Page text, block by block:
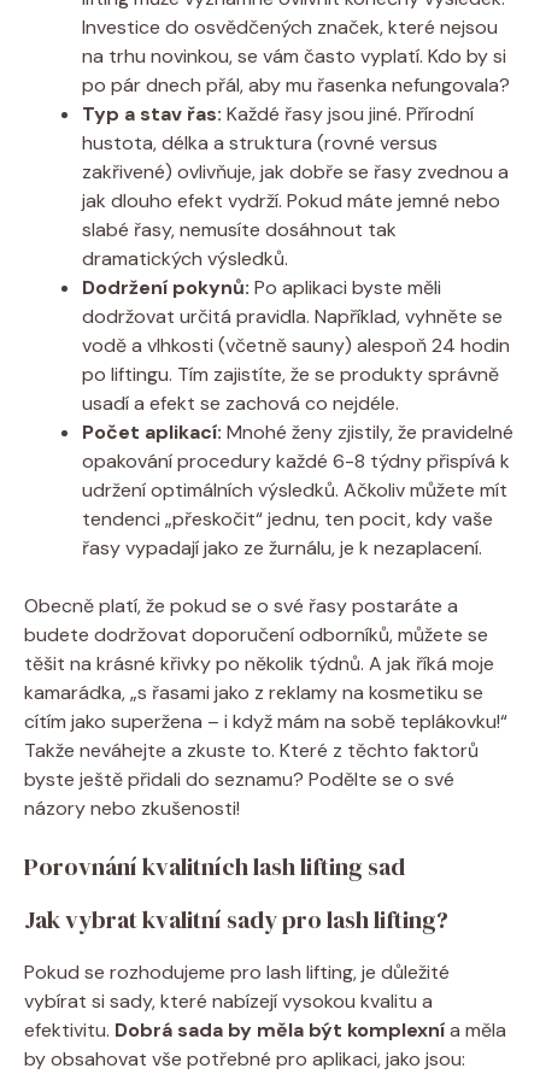
Investice do osvědčených značek, které nejsou
na trhu novinkou, se vám často vyplatí. Kdo by si
po pár dnech přál, aby mu řasenka nefungovala?
Typ a stav řas: Každé řasy jsou jiné. Přírodní
hustota, délka a struktura (rovné versus
zakřivené) ovlivňuje, jak dobře se řasy zvednou a
jak dlouho efekt vydrží. Pokud máte jemné nebo
slabé řasy, nemusíte dosáhnout tak
dramatických výsledků.
Dodržení pokynů: Po aplikaci byste měli
dodržovat určitá pravidla. Například, vyhněte se
vodě a vlhkosti (včetně sauny) alespoň 24 hodin
po liftingu. Tím zajistíte, že se produkty správně
usadí a efekt se zachová co nejdéle.
Počet aplikací: Mnohé ženy zjistily, že pravidelné
opakování procedury každé 6-8 týdny přispívá k
udržení optimálních výsledků. Ačkoliv můžete mít
tendenci „přeskočit“ jednu, ten pocit, kdy vaše
řasy vypadají jako ze žurnálu, je k nezaplacení.
Obecně platí, že pokud se o své řasy postaráte a
budete dodržovat doporučení odborníků, můžete se
těšit na krásné křivky po několik týdnů. A jak říká moje
kamarádka, „s řasami jako z reklamy na kosmetiku se
cítím jako superžena – i když mám na sobě teplákovku!“
Takže neváhejte a zkuste to. Které z těchto faktorů
byste ještě přidali do seznamu? Podělte se o své
názory nebo zkušenosti!
Porovnání kvalitních lash lifting sad
Jak vybrat kvalitní sady pro lash lifting?
Pokud se rozhodujeme pro lash lifting, je důležité
vybírat si sady, které nabízejí vysokou kvalitu a
efektivitu. Dobrá sada by měla být komplexnía měla
by obsahovat vše potřebné pro aplikaci, jako jsou: